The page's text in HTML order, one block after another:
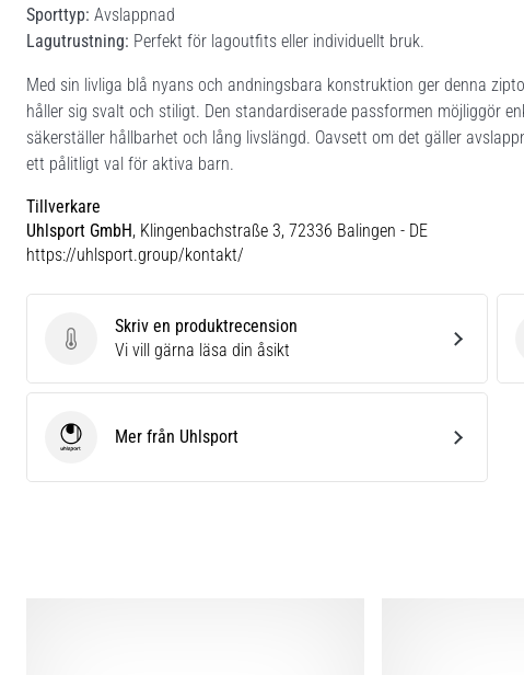
Sporttyp: Avslappnad
Lagutrustning: Perfekt för lagoutfits eller individuellt bruk.
Med sin livliga blå nyans och andningsbara konstruktion ger denna
håller sig svalt och stiligt. Den standardiserade passformen möjliggör
säkerställer hållbarhet och lång livslängd. Oavsett om det gäller
ett pålitligt val för aktiva barn.
Tillverkare
Uhlsport GmbH, Klingenbachstraße 3, 72336 Balingen - DE
https://uhlsport.group/kontakt/
Skriv en produktrecension
Skriv en produktrecension
Vi vill gärna läsa din åsikt
UhlsportMer från Uhlsport